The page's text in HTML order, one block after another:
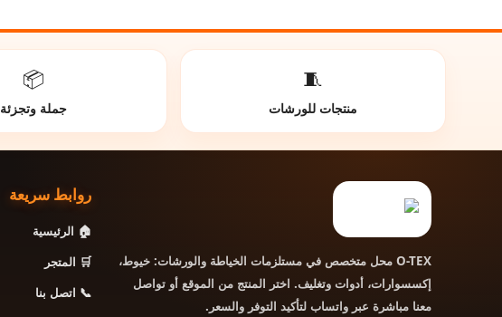
🧵
منتجات للورشات
📦
جملة وتجزئة
O-TEX محل متخصص في مستلزمات الخياطة والورشات: خيوط،
إكسسوارات، أدوات وتغليف. اختر المنتج من الموقع أو تواصل
معنا مباشرة عبر واتساب لتأكيد التوفر والسعر.
روابط سريعة
🏠 الرئيسية
🛒 المتجر
📞 اتصل بنا